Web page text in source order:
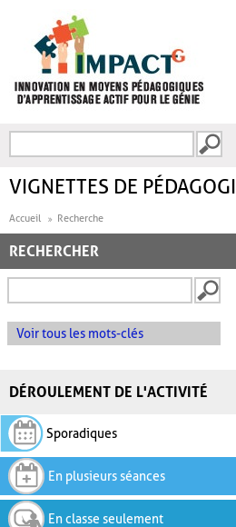
FORMULAIRE DE
VIGNETTES DE
Accueil Recherche
RECHERCHER
Voir tous les mots-clés
DÉROULEMENT DE L'ACTIVITÉ
Sporadiques
En plusieurs séances
En classe seulement